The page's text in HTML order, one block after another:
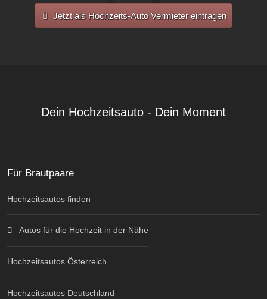
Jetzt als Hochzeits-Auto Vermieter eintragen
Dein Hochzeitsauto - Dein Moment
Für Brautpaare
Hochzeitsautos finden
Autos für die Hochzeit in der Nähe
Hochzeitsautos Österreich
Hochzeitsautos Deutschland